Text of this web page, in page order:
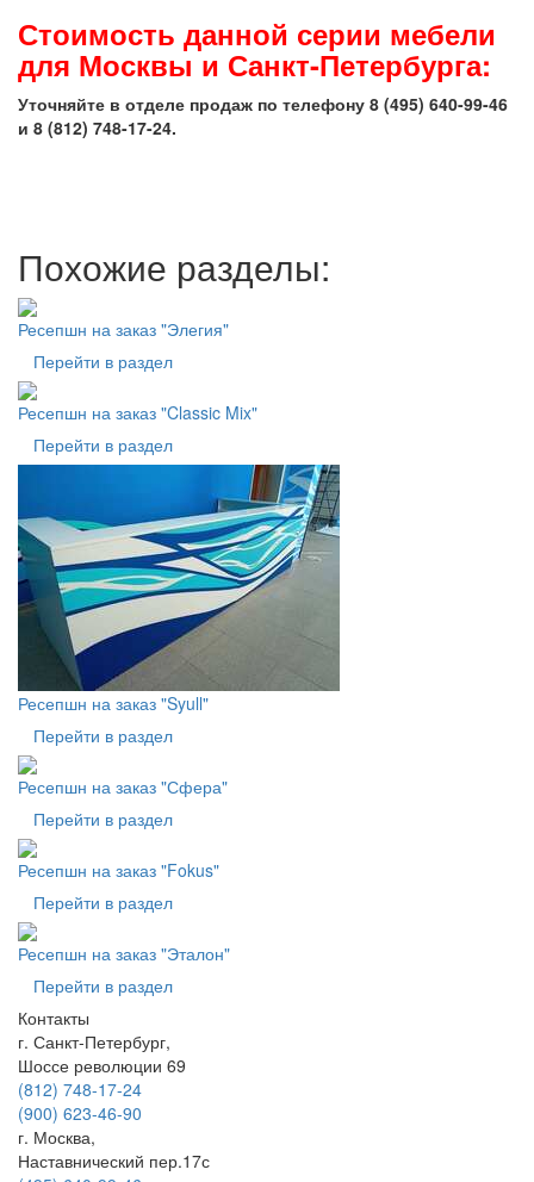
Стоимость данной серии мебели
для Москвы и Санкт-Петербурга:
Уточняйте в отделе продаж по телефону 8 (495) 640-99-46
и 8 (812) 748-17-24.
Похожие разделы:
Ресепшн на заказ "Элегия"
Перейти в раздел
Ресепшн на заказ "Classic Mix"
Перейти в раздел
Ресепшн на заказ "Syull"
Перейти в раздел
Ресепшн на заказ "Сфера"
Перейти в раздел
Ресепшн на заказ "Fokus"
Перейти в раздел
Ресепшн на заказ "Эталон"
Перейти в раздел
Контакты
г. Санкт-Петербург,
Шоссе революции 69
(812) 748-17-24
(900) 623-46-90
г. Москва,
Наставнический пер.17с